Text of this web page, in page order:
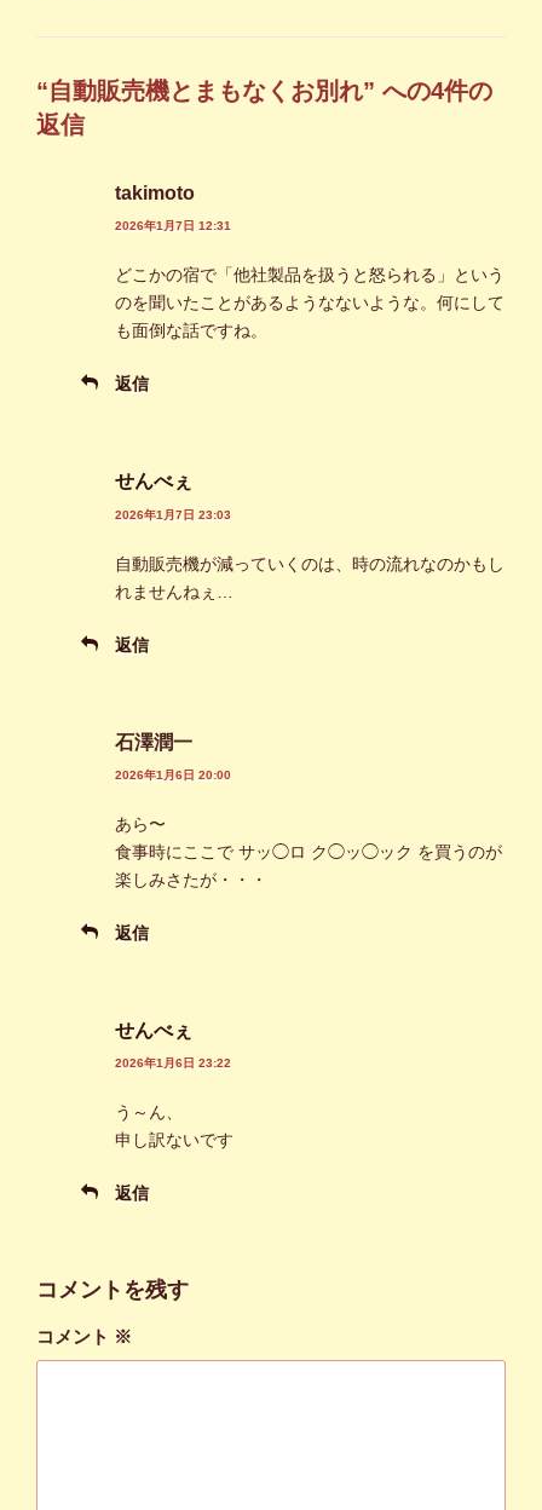
“自動販売機とまもなくお別れ” への4件の
返信
takimoto
2026年1月7日 12:31
どこかの宿で「他社製品を扱うと怒られる」という
のを聞いたことがあるようなないような。何にして
も面倒な話ですね。
返信
せんべぇ
2026年1月7日 23:03
自動販売機が減っていくのは、時の流れなのかもし
れませんねぇ…
返信
石澤潤一
2026年1月6日 20:00
あら〜
食事時にここで サッ◯ロ ク◯ッ◯ック を買うのが
楽しみさたが・・・
返信
せんべぇ
2026年1月6日 23:22
う～ん、
申し訳ないです
返信
コメントを残す
コメント ※